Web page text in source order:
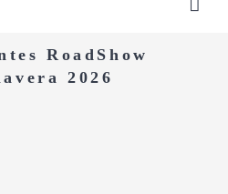
RoadShow
2026